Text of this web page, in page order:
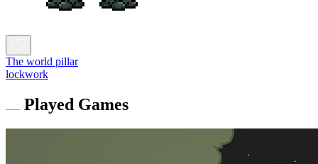
The world pillar
lockwork
Played Games